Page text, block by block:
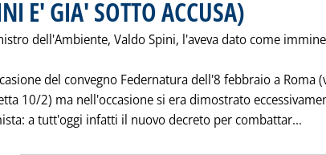
E' GIA' SOTTO ACCUSA)
dell'Ambiente, Valdo Spini, l'aveva dato come
del convegno Federnatura dell'8 febbraio a Roma
10/2) ma nell'occasione si era dimostrato
a tutt'oggi infatti il nuovo decreto per combattar...